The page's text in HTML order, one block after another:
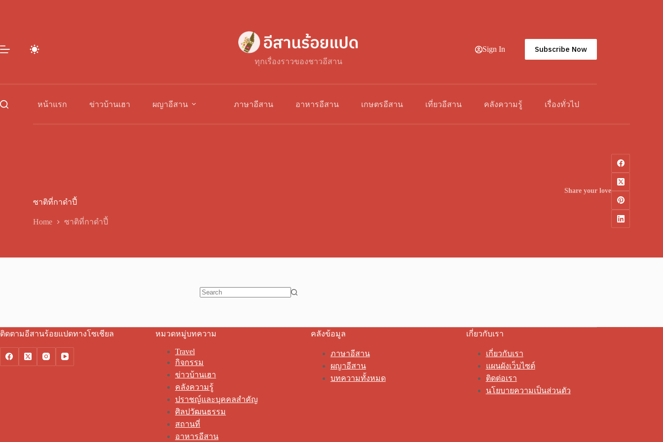
ทุกเรื่องราวของชาวอีสาน
Sign In Subscribe Now
หน้าแรก ข่าวบ้านเฮา ผญาอีสาน ภาษาอีสาน อาหารอีสาน เกษตรอีสาน เที่ยวอีสาน คลังความรู้ เรื่องทั่วไป
ซาติที่กาดำปี้
Home ซาติที่กาดำปี้
Share your love
ติดตามอีสานร้อยแปดทางโซเชียล หมวดหมู่บทความ
Travel
กิจกรรม
ข่าวบ้านเฮา
คลังความรู้
ปราชญ์และบุคคลสำคัญ
ศิลปวัฒนธรรม
สถานที่
อาหารอีสาน
คลังข้อมูล
ภาษาอีสาน
ผญาอีสาน
บทความทั้งหมด
เกี่ยวกับเรา
เกี่ยวกับเรา
แผนผังเว็บไซต์
ติดต่อเรา
นโยบายความเป็นส่วนตัว